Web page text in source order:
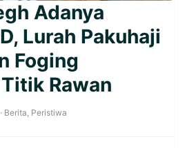
Adanya
Lurah Pakuhaji
Foging
Rawan
· Berita, Peristiwa